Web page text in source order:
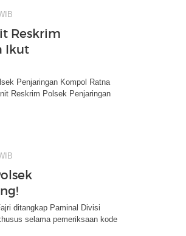
Reskrim
Ikut
Penjaringan Kompol Ratna
Reskrim Polsek Penjaringan
ditangkap Paminal Divisi
selama pemeriksaan kode